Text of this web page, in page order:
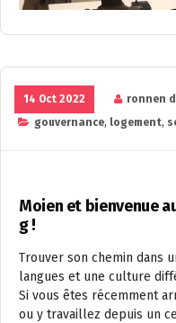
14 Oct 2022
ronnen
gouvernance, logement,
Moien et bienvenue
g !
Trouver son chemin dans
langues et une culture
Si vous êtes récemment
ou y travaillez depuis un